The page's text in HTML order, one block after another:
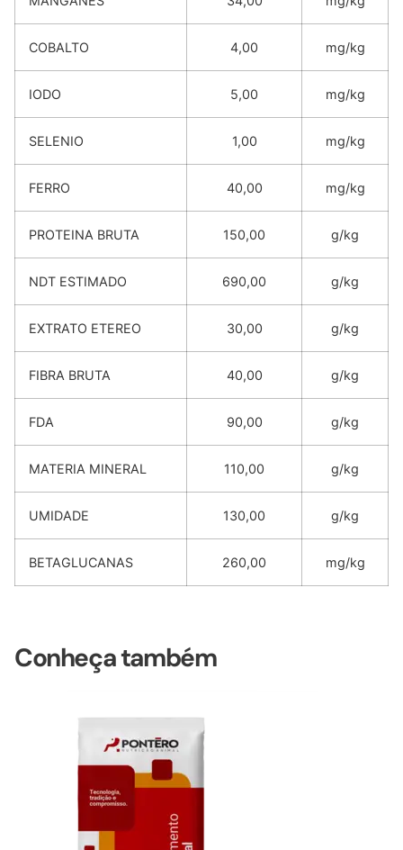
COBALTO 4,00 mg/kg
IODO 5,00 mg/kg
SELENIO 1,00 mg/kg
FERRO 40,00 mg/kg
PROTEINA BRUTA 150,00 g/kg
NDT ESTIMADO 690,00 g/kg
EXTRATO ETEREO 30,00 g/kg
FIBRA BRUTA 40,00 g/kg
FDA 90,00 g/kg
MATERIA MINERAL 110,00 g/kg
UMIDADE 130,00 g/kg
BETAGLUCANAS 260,00 mg/kg
Conheça também